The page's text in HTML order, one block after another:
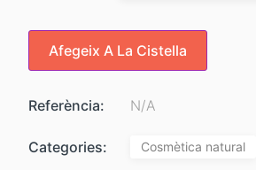
Afegeix A La Cistella
Referència: N/A
Categories: Cosmètica natural